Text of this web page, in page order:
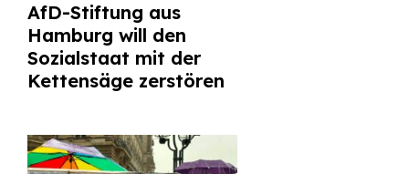
AfD-Stiftung aus
Hamburg will den
Sozialstaat mit der
Kettensäge zerstören